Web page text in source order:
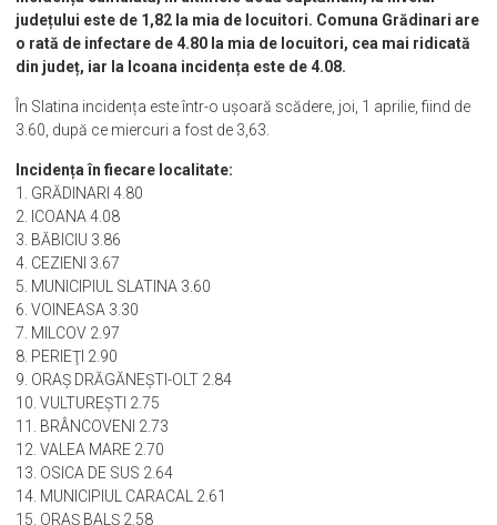
Potrivit datelor transmise de către DSP Olt, joi, 1 aprilie,
incidența cumulată, în ultimele două săptămâni, la nivelul
județului este de 1,82 la mia de locuitori. Comuna Grădinari are
din județ, iar la Icoana incidența este de 4.08.
3.60, după ce miercuri a fost de 3,63.
Incidența în fiecare localitate:
1. GRĂDINARI 4.80
2. ICOANA 4.08
3. BĂBICIU 3.86
4. CEZIENI 3.67
5. MUNICIPIUL SLATINA 3.60
6. VOINEASA 3.30
7. MILCOV 2.97
8. PERIEŢI 2.90
9. ORAŞ DRĂGĂNEŞTI-OLT 2.84
10. VULTUREŞTI 2.75
11. BRÂNCOVENI 2.73
12. VALEA MARE 2.70
13. OSICA DE SUS 2.64